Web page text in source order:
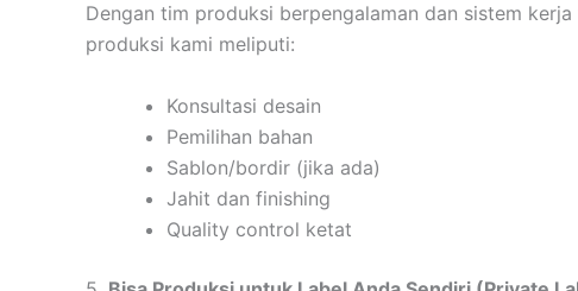
Dengan tim produksi berpengalaman dan sistem
produksi kami meliputi:
Konsultasi desain
Pemilihan bahan
Sablon/bordir (jika ada)
Jahit dan finishing
Quality control ketat